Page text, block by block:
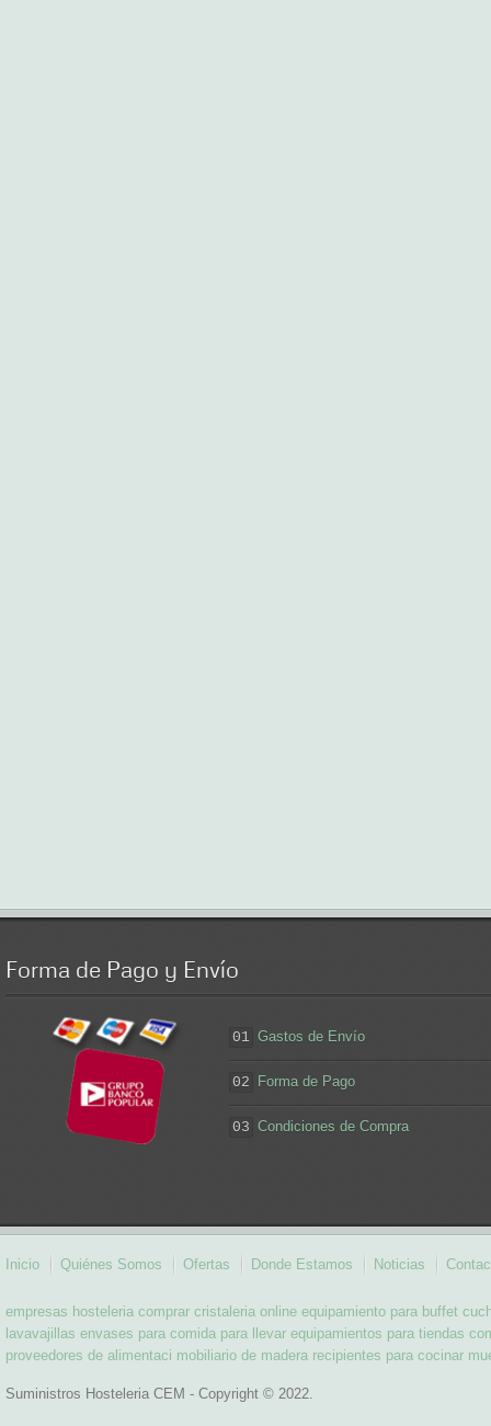
Forma de Pago y Envío
01 Gastos de Envío
02 Forma de Pago
03 Condiciones de Compra
Inicio Quiénes Somos Ofertas Donde Estamos Noticias
empresas hosteleria comprar cristaleria online equipamiento para buffet
lavavajillas envases para comida para llevar equipamientos para tiendas
proveedores de alimentaci mobiliario de madera recipientes para cocinar
Suministros Hosteleria CEM - Copyright © 2022.